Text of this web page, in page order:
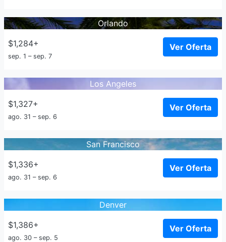
Orlando
$1,284+
sep. 1 – sep. 7
Ver Oferta
Los Angeles
$1,327+
ago. 31 – sep. 6
Ver Oferta
San Francisco
$1,336+
ago. 31 – sep. 6
Ver Oferta
Denver
$1,386+
ago. 30 – sep. 5
Ver Oferta